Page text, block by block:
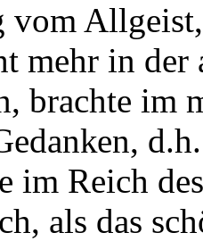
vom
mehr in
brachte im
im Reich
als das